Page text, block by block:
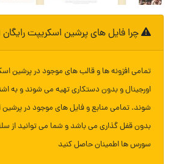
چرا فایل های پرشین اسکریپت
تمامی افزونه ها و قالب های موجود در پرشین
اورجینال و بدون دستکاری تهیه می شوند و به
شوند. تمامی منابع و فایل های موجود در پرشین
بدون قفل گذاری می باشد و شما می توانید از
سورس ها اطمینان حاصل کنید